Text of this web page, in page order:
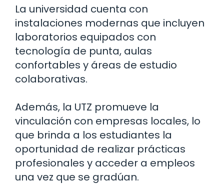
La universidad cuenta con
instalaciones modernas que incluyen
laboratorios equipados con
tecnología de punta, aulas
confortables y áreas de estudio
colaborativas.
Además, la UTZ promueve la
vinculación con empresas locales, lo
que brinda a los estudiantes la
oportunidad de realizar prácticas
profesionales y acceder a empleos
una vez que se gradúan.